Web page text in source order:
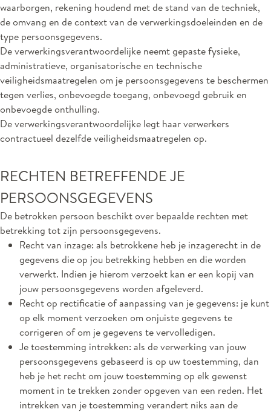
waarborgen, rekening houdend met de stand van de techniek,
de omvang en de context van de verwerkingsdoeleinden en de
type persoonsgegevens.
De verwerkingsverantwoordelijke neemt gepaste fysieke,
administratieve, organisatorische en technische
veiligheidsmaatregelen om je persoonsgegevens te beschermen
tegen verlies, onbevoegde toegang, onbevoegd gebruik en
onbevoegde onthulling.
De verwerkingsverantwoordelijke legt haar verwerkers
contractueel dezelfde veiligheidsmaatregelen op.
RECHTEN BETREFFENDE JE
PERSOONSGEGEVENS
De betrokken persoon beschikt over bepaalde rechten met
betrekking tot zijn persoonsgegevens.
Recht van inzage: als betrokkene heb je inzagerecht in de
gegevens die op jou betrekking hebben en die worden
verwerkt. Indien je hierom verzoekt kan er een kopij van
jouw persoonsgegevens worden afgeleverd.
Recht op rectificatie of aanpassing van je gegevens: je kunt
op elk moment verzoeken om onjuiste gegevens te
corrigeren of om je gegevens te vervolledigen.
Je toestemming intrekken: als de verwerking van jouw
persoonsgegevens gebaseerd is op uw toestemming, dan
heb je het recht om jouw toestemming op elk gewenst
moment in te trekken zonder opgeven van een reden. Het
intrekken van je toestemming verandert niks aan de